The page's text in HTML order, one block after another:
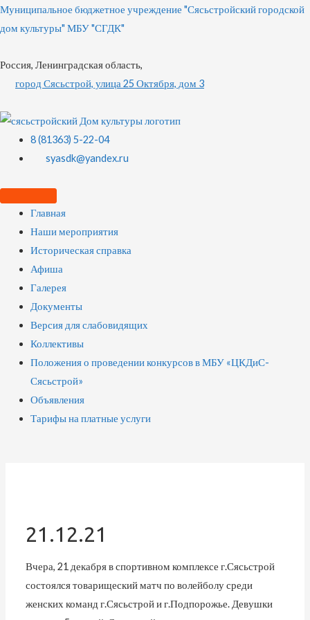
Муниципальное бюджетное учреждение "Сясьстройский городской
дом культуры" МБУ "СГДК"
Россия, Ленинградская область,
город Сясьстрой, улица 25 Октября, дом 3
8 (81363) 5-22-04
syasdk@yandex.ru
Главная
Наши мероприятия
Историческая справка
Афиша
Галерея
Документы
Версия для слабовидящих
Коллективы
Положения о проведении конкурсов в МБУ «ЦКДиС-
Сясьстрой»
Объявления
Тарифы на платные услуги
21.12.21
Вчера, 21 декабря в спортивном комплексе г.Сясьстрой
состоялся товарищеский матч по волейболу среди
женских команд г.Сясьстрой и г.Подпорожье. Девушки